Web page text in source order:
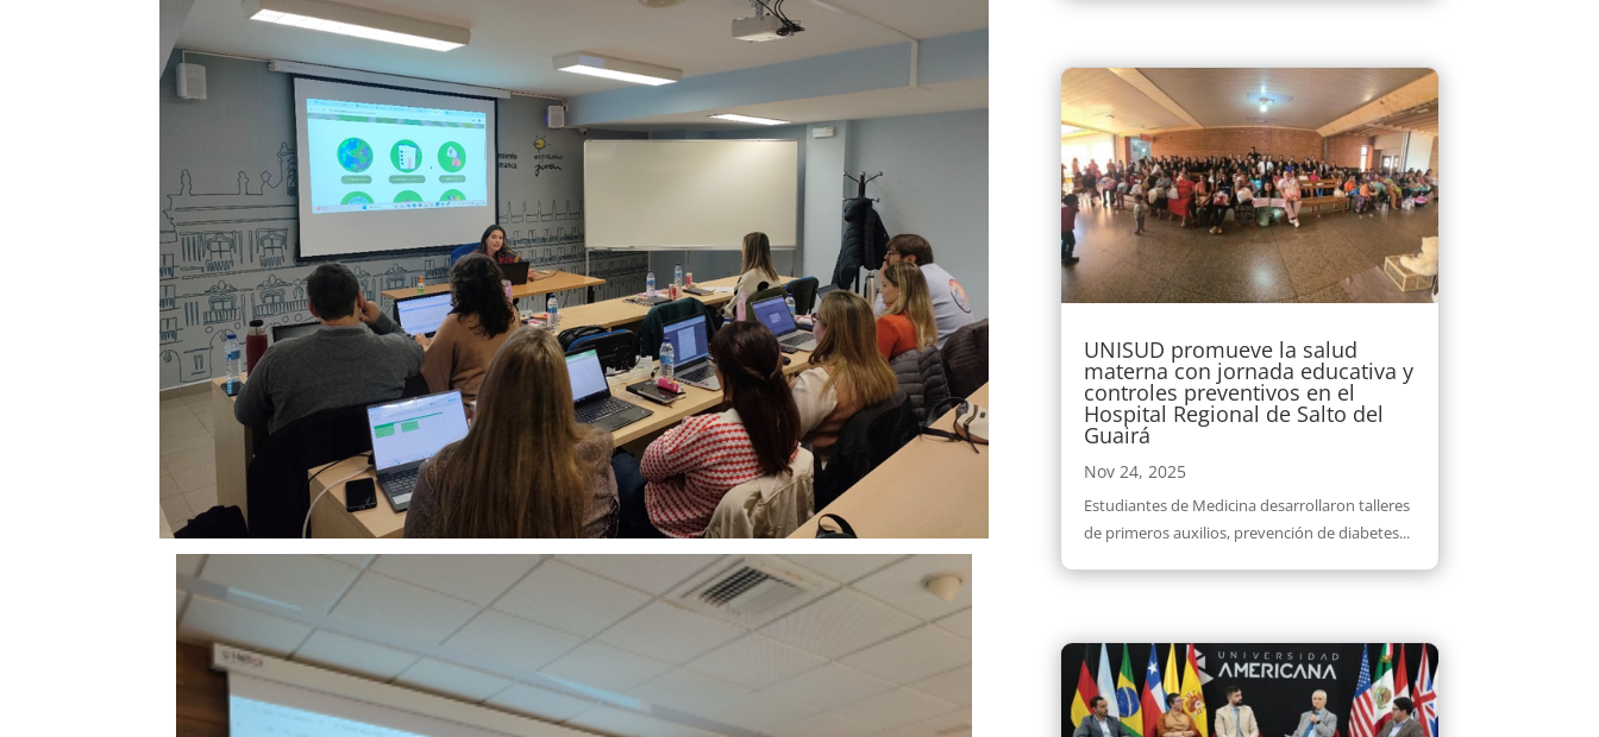
UNISUD promueve la salud
materna con jornada educativa y
controles preventivos en el
Hospital Regional de Salto del
Guairá
Nov 24, 2025
Estudiantes de Medicina desarrollaron talleres
de primeros auxilios, prevención de diabetes...